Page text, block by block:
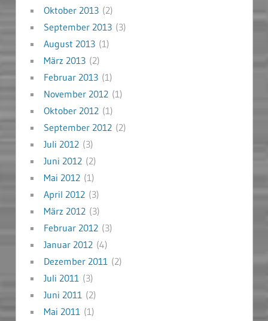
Oktober 2013(2)
September 2013(3)
August 2013(1)
März 2013(2)
Februar 2013(1)
November 2012(1)
Oktober 2012(1)
September 2012(2)
Juli 2012(3)
Juni 2012(2)
Mai 2012(1)
April 2012(3)
März 2012(3)
Februar 2012(3)
Januar 2012(4)
Dezember 2011 (2)
Juli 2011 (3)
Juni 2011 (2)
Mai 2011 (1)